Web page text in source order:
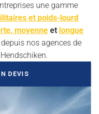
une gamme
et poids-lourd
moyenneet longue
nos agences de
DEVIS